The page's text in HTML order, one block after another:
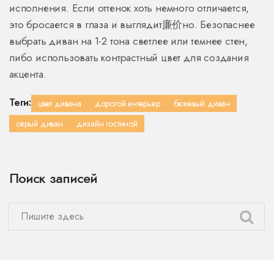
исполнения. Если оттенок хоть немного отличается,
это бросается в глаза и выглядит廉价но. Безопаснее
выбрать диван на 1-2 тона светлее или темнее стен,
либо использовать контрастный цвет для создания
акцента.
Теги: цвет дивана дорогой интерьер
бежевый диван
серый диван
дизайн гостиной
Поиск записей